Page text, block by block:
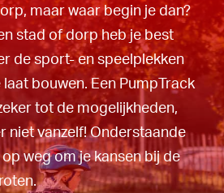
maar waar begin je dan?
stad of dorp heb je best
de sport- en speelplekken
bouwen. Een PumpTrack
tot de mogelijkheden,
niet vanzelf! Onderstaande
weg om je kansen bij de